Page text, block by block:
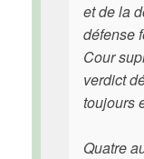
et de la
défense
Cour
verdict
toujours
Quatre